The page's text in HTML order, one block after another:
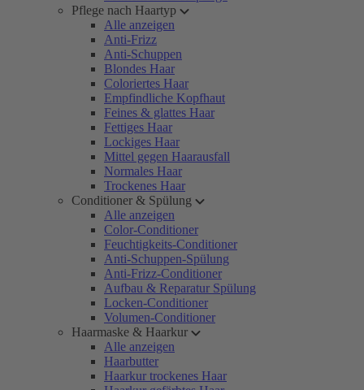
Pflege nach Haartyp
Alle anzeigen
Anti-Frizz
Anti-Schuppen
Blondes Haar
Coloriertes Haar
Empfindliche Kopfhaut
Feines & glattes Haar
Fettiges Haar
Lockiges Haar
Mittel gegen Haarausfall
Normales Haar
Trockenes Haar
Conditioner & Spülung
Alle anzeigen
Color-Conditioner
Feuchtigkeits-Conditioner
Anti-Schuppen-Spülung
Anti-Frizz-Conditioner
Aufbau & Reparatur Spülung
Locken-Conditioner
Volumen-Conditioner
Haarmaske & Haarkur
Alle anzeigen
Haarbutter
Haarkur trockenes Haar